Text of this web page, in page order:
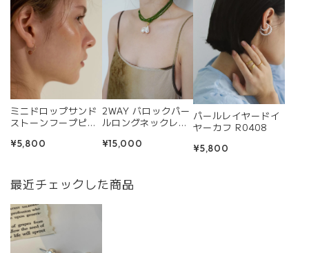
ミニドロップサンド
ストーンフープピア
¥5,800
2WAY バロックパー
ルロングネックレス
¥15,000
パールレイヤードイ
ヤーカフ R0408
¥5,800
最近チェックした商品